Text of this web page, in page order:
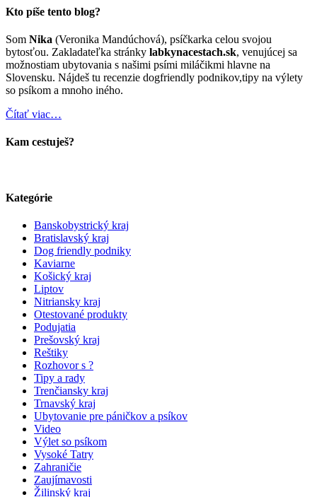
Kto píše tento blog?
Som Nika (Veronika Mandúchová), psíčkarka celou svojou
bytosťou. Zakladateľka stránky labkynacestach.sk, venujúcej sa
možnostiam ubytovania s našimi psími miláčikmi hlavne na
Slovensku. Nájdeš tu recenzie dogfriendly podnikov,tipy na výlety
so psíkom a mnoho iného.
Čítať viac…
Kam cestuješ?
Kategórie
Banskobystrický kraj
Bratislavský kraj
Dog friendly podniky
Kaviarne
Košický kraj
Liptov
Nitriansky kraj
Otestované produkty
Podujatia
Prešovský kraj
Reštiky
Rozhovor s ?
Tipy a rady
Trenčiansky kraj
Trnavský kraj
Ubytovanie pre páničkov a psíkov
Video
Výlet so psíkom
Vysoké Tatry
Zahraničie
Zaujímavosti
Žilinský kraj